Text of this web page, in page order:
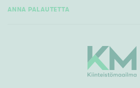
ANNA PALAUTETTA